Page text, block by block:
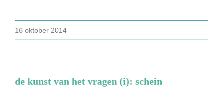
16 oktober 2014
de kunst van het vragen (i): schein